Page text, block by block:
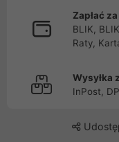
Zapłać
BLIK,
Raty,
Wysyłka
InPost,